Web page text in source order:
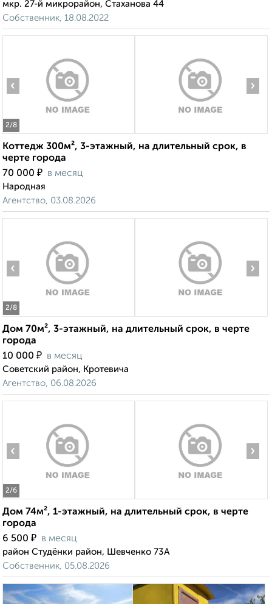
мкр. 27-й микрорайон, Стаханова 44
Собственник, 18.08.2022
2/8
‹ ›
Коттедж 300м², 3-этажный, на длительный срок, в
черте города
70 000 ₽ в месяц
Народная
Агентство, 03.08.2026
2/8
‹ ›
Дом 70м², 3-этажный, на длительный срок, в черте
города
10 000 ₽ в месяц
Советский район, Кротевича
Агентство, 06.08.2026
2/6
‹ ›
Дом 74м², 1-этажный, на длительный срок, в черте
города
6 500 ₽ в месяц
район Студёнки район, Шевченко 73А
Собственник, 05.08.2026